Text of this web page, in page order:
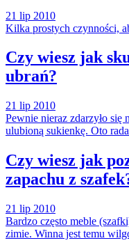
21 lip 2010
Kilka prostych czynności,
Czy wiesz jak
ubrań?
21 lip 2010
Pewnie nieraz zdarzyło się
ulubioną sukienkę. Oto
Czy wiesz jak
zapachu z
21 lip 2010
Bardzo często meble
zimie. Winna jest temu